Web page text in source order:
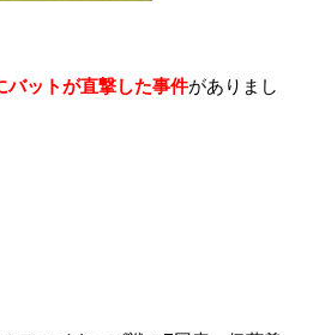
バットが直撃した事件がありまし